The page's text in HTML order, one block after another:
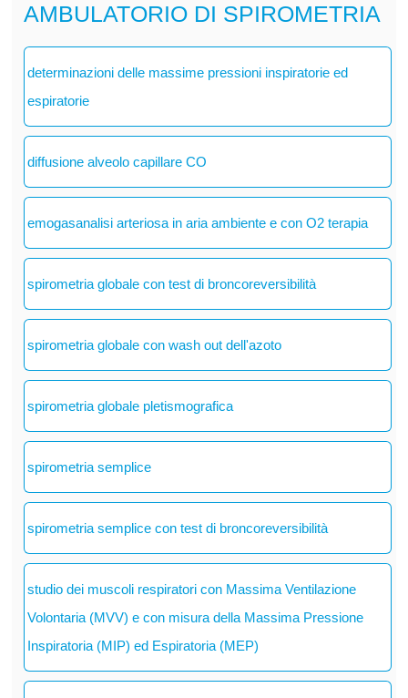
AMBULATORIO DI SPIROMETRIA
determinazioni delle massime pressioni inspiratorie ed
espiratorie
diffusione alveolo capillare CO
emogasanalisi arteriosa in aria ambiente e con O2 terapia
spirometria globale con test di broncoreversibilità
spirometria globale con wash out dell'azoto
spirometria globale pletismografica
spirometria semplice
spirometria semplice con test di broncoreversibilità
studio dei muscoli respiratori con Massima Ventilazione
Volontaria (MVV) e con misura della Massima Pressione
Inspiratoria (MIP) ed Espiratoria (MEP)